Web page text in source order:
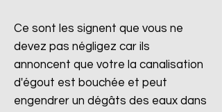
Ce sont les signent que vous ne
devez pas négligez car ils
annoncent que votre la canalisation
d'égout est bouchée et peut
engendrer un dégâts des eaux dans